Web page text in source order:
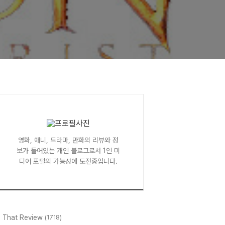
영화, 애니, 드라마, 만화의 리뷰와 정
보가 들어있는 개인 블로그로서 1인 미
디어 포털의 가능성에 도전중입니다.
That Review (1718)